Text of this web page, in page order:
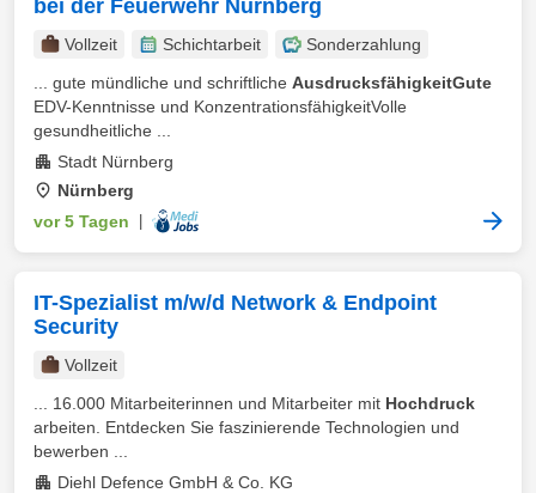
bei der Feuerwehr Nürnberg
Vollzeit Schichtarbeit
Sonderzahlung
... gute mündliche und schriftliche AusdrucksfähigkeitGute
EDV-Kenntnisse und KonzentrationsfähigkeitVolle
gesundheitliche ...
Stadt Nürnberg
Nürnberg
vor 5 Tagen
IT-Spezialist m/w/d Network & Endpoint
Security
Vollzeit
... 16.000 Mitarbeiterinnen und Mitarbeiter mit Hochdruck
arbeiten. Entdecken Sie faszinierende Technologien und
bewerben ...
Diehl Defence GmbH & Co. KG